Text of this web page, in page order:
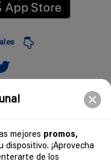
mejores promos,
¡Aprovecha
de los
Suscribir